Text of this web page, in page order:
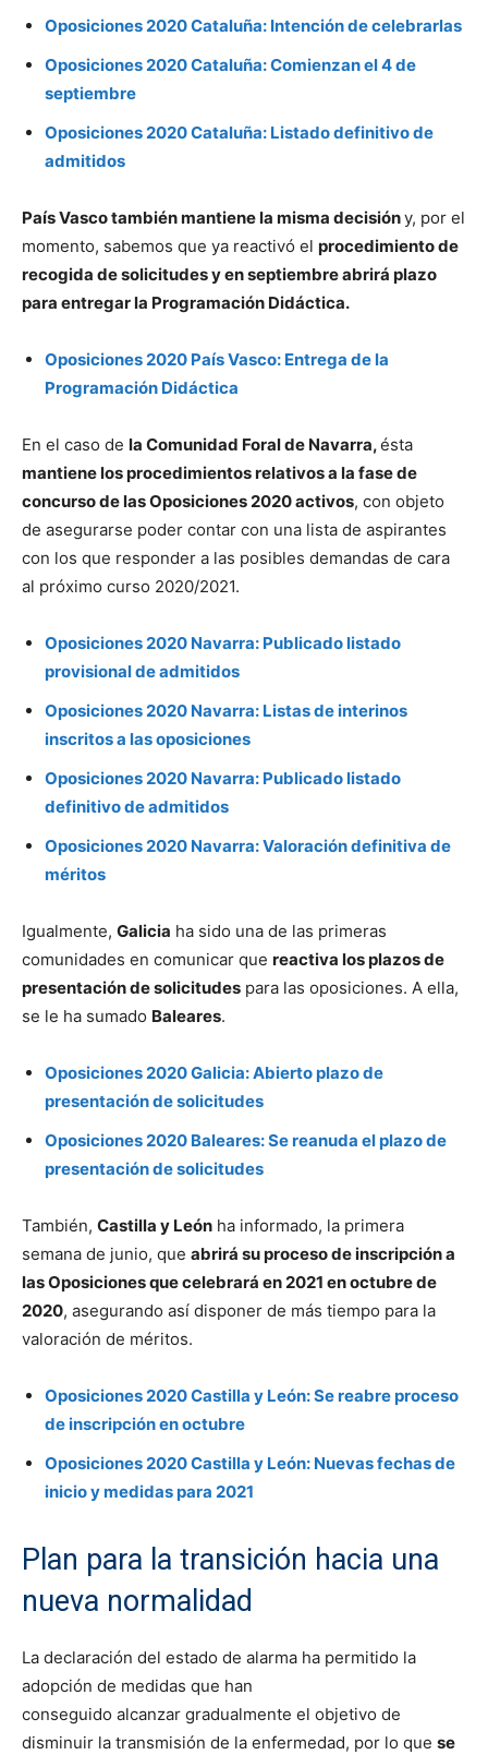
Oposiciones 2020 Cataluña: Intención de celebrarlas
Oposiciones 2020 Cataluña: Comienzan el 4 de
septiembre
Oposiciones 2020 Cataluña: Listado definitivo de
admitidos
País Vasco también mantiene la misma decisióny, por el
momento, sabemos que ya reactivó el procedimiento de
recogida de solicitudes y en septiembre abrirá plazo
para entregar la Programación Didáctica.
Oposiciones 2020 País Vasco: Entrega de la
Programación Didáctica
En el caso de la Comunidad Foral de Navarra,ésta
mantiene los procedimientos relativos a la fase de
concurso de las Oposiciones 2020 activos, con objeto
de asegurarse poder contar con una lista de aspirantes
con los que responder a las posibles demandas de cara
al próximo curso 2020/2021.
Oposiciones 2020 Navarra: Publicado listado
provisional de admitidos
Oposiciones 2020 Navarra: Listas de interinos
inscritos a las oposiciones
Oposiciones 2020 Navarra: Publicado listado
definitivo de admitidos
Oposiciones 2020 Navarra: Valoración definitiva de
méritos
Igualmente, Galicia ha sido una de las primeras
comunidades en comunicar que reactiva los plazos de
presentación de solicitudes para las oposiciones. A ella,
se le ha sumado Baleares.
Oposiciones 2020 Galicia: Abierto plazo de
presentación de solicitudes
Oposiciones 2020 Baleares: Se reanuda el plazo de
presentación de solicitudes
También, Castilla y León ha informado, la primera
semana de junio, que abrirá su proceso de inscripción a
las Oposiciones que celebrará en 2021 en octubre de
2020, asegurando así disponer de más tiempo para la
valoración de méritos.
Oposiciones 2020 Castilla y León: Se reabre proceso
de inscripción en octubre
Oposiciones 2020 Castilla y León: Nuevas fechas de
inicio y medidas para 2021
Plan para la transición hacia una
nueva normalidad
La declaración del estado de alarma ha permitido la
adopción de medidas que han
conseguido alcanzar gradualmente el objetivo de
disminuir la transmisión de la enfermedad, por lo que se